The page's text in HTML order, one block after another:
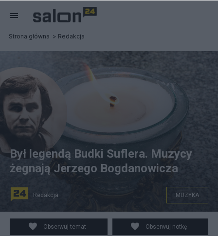
Strona główna Redakcja
Był legendą Budki Suflera. Muzycy
żegnają Jerzego Bogdanowicza
Redakcja MUZYKA
Obserwuj temat Obserwuj notkę